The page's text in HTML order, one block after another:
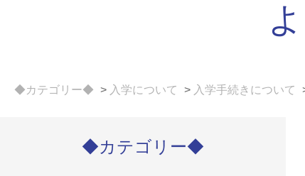
◆カテゴリー◆ > 入学について > 入学手続きについて
◆カテゴリー◆